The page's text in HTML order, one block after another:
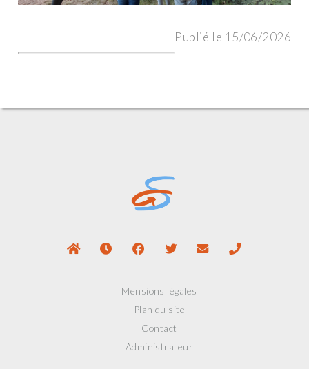
Publié le 15/06/2026
Mensions légales
Plan du site
Contact
Administrateur